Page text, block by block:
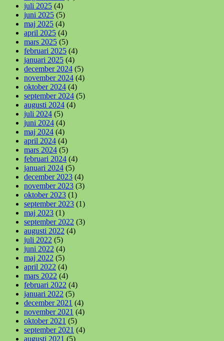
juli 2025 (4)
juni 2025 (5)
maj 2025 (4)
april 2025 (4)
mars 2025 (5)
februari 2025 (4)
januari 2025 (4)
december 2024 (5)
november 2024 (4)
oktober 2024 (4)
september 2024 (5)
augusti 2024 (4)
juli 2024 (5)
juni 2024 (4)
maj 2024 (4)
april 2024 (4)
mars 2024 (5)
februari 2024 (4)
januari 2024 (5)
december 2023 (4)
november 2023 (3)
oktober 2023 (1)
september 2023 (1)
maj 2023 (1)
september 2022 (3)
augusti 2022 (4)
juli 2022 (5)
juni 2022 (4)
maj 2022 (5)
april 2022 (4)
mars 2022 (4)
februari 2022 (4)
januari 2022 (5)
december 2021 (4)
november 2021 (4)
oktober 2021 (5)
september 2021 (4)
augusti 2021 (5)